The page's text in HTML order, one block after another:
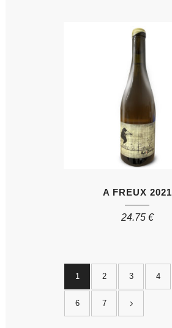
A FREUX 2021
24.75 €
1 2 3 4
6 7